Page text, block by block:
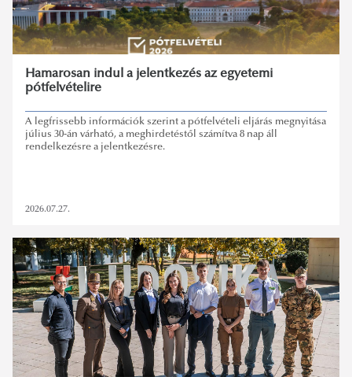
Hamarosan indul a jelentkezés az egyetemi
pótfelvételire
A legfrissebb információk szerint a pótfelvételi eljárás megnyitása
július 30-án várható, a meghirdetéstől számítva 8 nap áll
rendelkezésre a jelentkezésre.
2026.07.27.